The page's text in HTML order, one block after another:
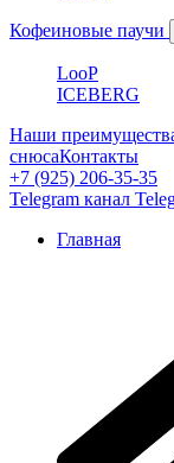
Кофеиновые паучи
LooP
ICEBERG
Наши
снюсаКонтакты
+7 (925) 206-35-35
Telegram канал
Главная